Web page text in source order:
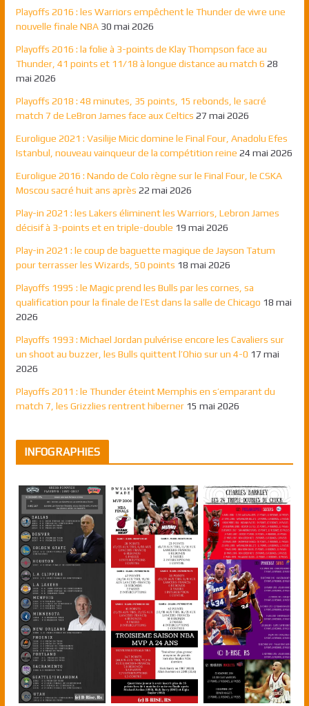
Playoffs 2016 : les Warriors empêchent le Thunder de vivre une
nouvelle finale NBA 30 mai 2026
Playoffs 2016 : la folie à 3-points de Klay Thompson face au
Thunder, 41 points et 11/18 à longue distance au match 6 28
mai 2026
Playoffs 2018 : 48 minutes, 35 points, 15 rebonds, le sacré
match 7 de LeBron James face aux Celtics 27 mai 2026
Euroligue 2021 : Vasilije Micic domine le Final Four, Anadolu Efes
Istanbul, nouveau vainqueur de la compétition reine 24 mai 2026
Euroligue 2016 : Nando de Colo règne sur le Final Four, le CSKA
Moscou sacré huit ans après 22 mai 2026
Play-in 2021 : les Lakers éliminent les Warriors, Lebron James
décisif à 3-points et en triple-double 19 mai 2026
Play-in 2021 : le coup de baguette magique de Jayson Tatum
pour terrasser les Wizards, 50 points 18 mai 2026
Playoffs 1995 : le Magic prend les Bulls par les cornes, sa
qualification pour la finale de l’Est dans la salle de Chicago 18 mai
2026
Playoffs 1993 : Michael Jordan pulvérise encore les Cavaliers sur
un shoot au buzzer, les Bulls quittent l’Ohio sur un 4-0 17 mai
2026
Playoffs 2011 : le Thunder éteint Memphis en s’emparant du
match 7, les Grizzlies rentrent hiberner 15 mai 2026
INFOGRAPHIES